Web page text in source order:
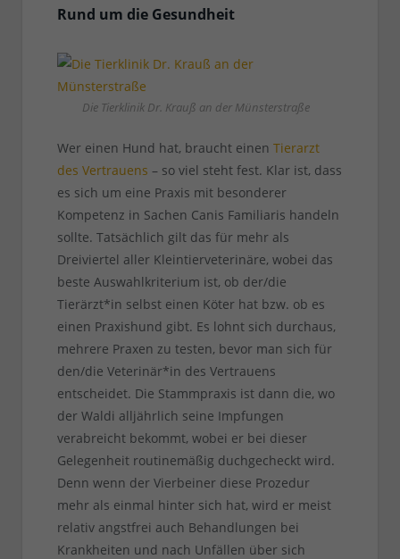
Rund um die Gesundheit
Die Tierklinik Dr. Krauß an der Münsterstraße
Wer einen Hund hat, braucht einen Tierarzt
des Vertrauens – so viel steht fest. Klar ist, dass
es sich um eine Praxis mit besonderer
Kompetenz in Sachen Canis Familiaris handeln
sollte. Tatsächlich gilt das für mehr als
Dreiviertel aller Kleintierveterinäre, wobei das
beste Auswahlkriterium ist, ob der/die
Tierärzt*in selbst einen Köter hat bzw. ob es
einen Praxishund gibt. Es lohnt sich durchaus,
mehrere Praxen zu testen, bevor man sich für
den/die Veterinär*in des Vertrauens
entscheidet. Die Stammpraxis ist dann die, wo
der Waldi alljährlich seine Impfungen
verabreicht bekommt, wobei er bei dieser
Gelegenheit routinemäßig duchgecheckt wird.
Denn wenn der Vierbeiner diese Prozedur
mehr als einmal hinter sich hat, wird er meist
relativ angstfrei auch Behandlungen bei
Krankheiten und nach Unfällen über sich